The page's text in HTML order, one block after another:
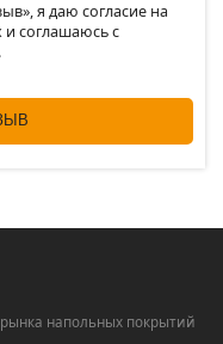
я даю согласие на
соглашаюсь c
.
напольных покрытий